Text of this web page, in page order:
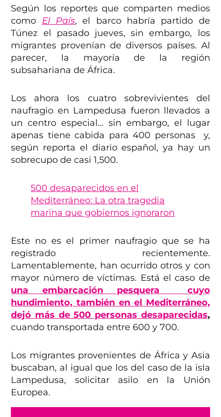
Según los reportes que comparten medios
como El País, el barco habría partido de
Túnez el pasado jueves, sin embargo, los
migrantes provenían de diversos países. Al
parecer, la mayoría de la región
subsahariana de África.
Los ahora los cuatro sobrevivientes del
naufragio en Lampedusa fueron llevados a
un centro especial… sin embargo, el lugar
apenas tiene cabida para 400 personas y,
según reporta el diario español, ya hay un
sobrecupo de casi 1,500.
500 desaparecidos en el
Mediterráneo: La otra tragedia
marina que gobiernos ignoraron
Este no es el primer naufragio que se ha
registrado recientemente.
Lamentablemente, han ocurrido otros y con
mayor número de víctimas. Está el caso de
una embarcación pesquera cuyo
hundimiento, también en el Mediterráneo,
dejó más de 500 personas desaparecidas,
cuando transportada entre 600 y 700.
Los migrantes provenientes de África y Asia
buscaban, al igual que los del caso de la isla
Lampedusa, solicitar asilo en la Unión
Europea.